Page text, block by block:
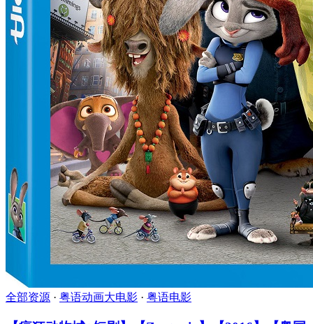
全部资源 · 粤语动画大电影 · 粤语电影